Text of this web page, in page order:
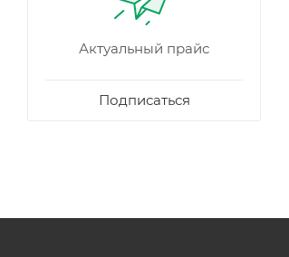
Актуальный прайс
Подписаться